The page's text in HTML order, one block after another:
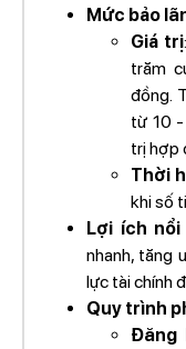
Mức bảo
Giá trị
trăm
đồng.
từ 10
trị hợp
Thời
khi số
Lợi ích
nhanh, tăng
lực tài chính
Quy trình
Đăng